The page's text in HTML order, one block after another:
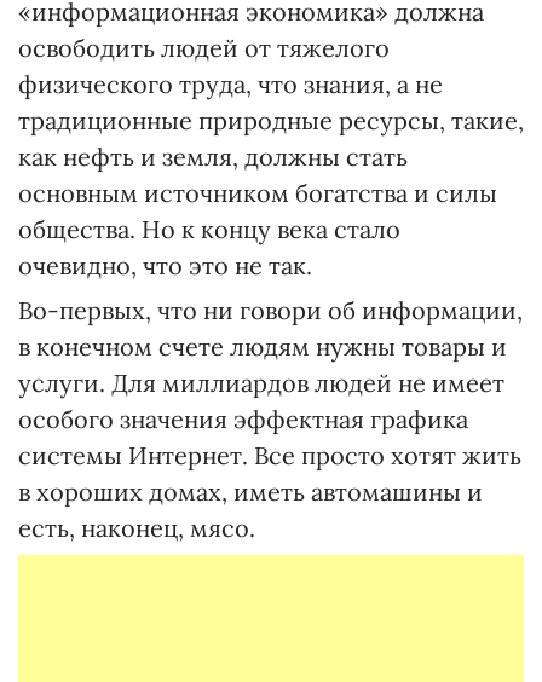
«информационная экономика» должна
освободить людей от тяжелого
физического труда, что знания, а не
традиционные природные ресурсы, такие,
как нефть и земля, должны стать
основным источником богатства и силы
общества. Но к концу века стало
очевидно, что это не так.
Во-первых, что ни говори об информации,
в конечном счете людям нужны товары и
услуги. Для миллиардов людей не имеет
особого значения эффектная графика
системы Интернет. Все просто хотят жить
в хороших домах, иметь автомашины и
есть, наконец, мясо.